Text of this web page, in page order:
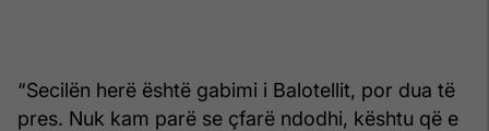
“Secilën herë është gabimi i Balotellit, por dua të
pres. Nuk kam parë se çfarë ndodhi, kështu që e